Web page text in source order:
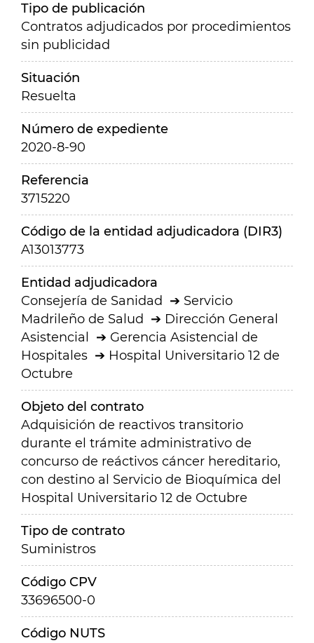
Tipo de publicación
Contratos adjudicados por procedimientos
sin publicidad
Situación
Resuelta
Número de expediente
2020-8-90
Referencia
3715220
Código de la entidad adjudicadora (DIR3)
A13013773
Entidad adjudicadora
Consejería de Sanidad
Servicio
Madrileño de Salud
Dirección General
Asistencial
Gerencia Asistencial de
Hospitales
Hospital Universitario 12 de
Octubre
Objeto del contrato
Adquisición de reactivos transitorio
durante el trámite administrativo de
concurso de reáctivos cáncer hereditario,
con destino al Servicio de Bioquímica del
Hospital Universitario 12 de Octubre
Tipo de contrato
Suministros
Código CPV
33696500-0
Código NUTS